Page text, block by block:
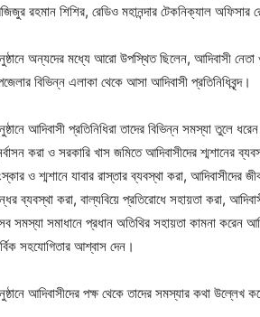
রহমান শিশির, রেডিও মহানন্দার টেকনিক্যাল
অন্যদের মধ্যে আরো উপস্থিত ছিলেন, আদিবাসী
বিভিন্ন এলাকা থেকে আসা আদিবাসী প্রতিনিধিবৃন্দ।
আদিবাসী প্রতিনিধিরা তাদের বিভিন্ন সমস্যা তুলে
করা ও সরকারি খাস জমিতে আদিবাসীদের শ্মশানের
ও শ্মশানে যাবার রাস্তার ব্যবস্থা করা, আদিবাসীদের
ব্যবস্থা করা, বাল্যবিয়ে প্রতিরোধে সহায়তা করা,
সমস্যা সমাধানে প্রধান অতিথির সহায়তা কামনা করেন
সহযোগিতার আশ্বাস দেন।
আদিবাসীদের পক্ষ থেকে তাদের সমস্যার কথা উল্লেখ